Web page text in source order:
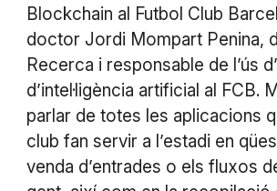
Blockchain al Futbol Club
doctor Jordi Mompart Penina,
Recerca i responsable de l’ús
d’intel·ligència artificial al FCB.
parlar de totes les aplicacions
club fan servir a l’estadi en
venda d’entrades o els fluxos